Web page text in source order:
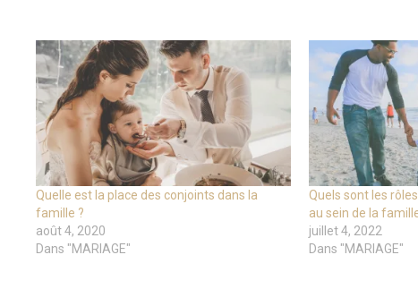
Quelle est la place des conjoints dans la
famille ?
août 4, 2020
Dans "MARIAGE"
Quels sont les
au sein de la
juillet 4, 2022
Dans "MARIAGE"